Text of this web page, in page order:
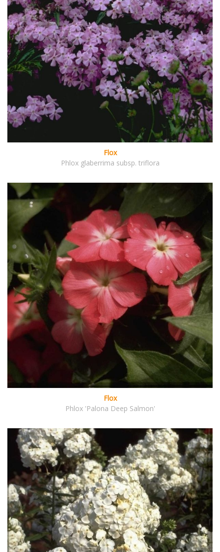
Flox
Phlox glaberrima subsp. triflora
Flox
Phlox 'Palona Deep Salmon'